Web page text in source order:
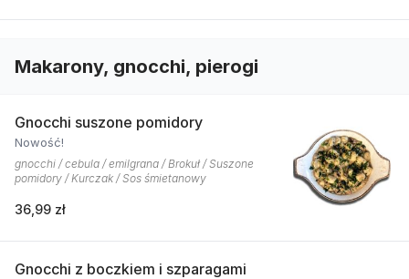
Makarony, gnocchi, pierogi
Gnocchi suszone pomidory
Nowość!
gnocchi / cebula / emilgrana / Brokuł / Suszone
pomidory / Kurczak / Sos śmietanowy
36,99 zł
Gnocchi z boczkiem i szparagami